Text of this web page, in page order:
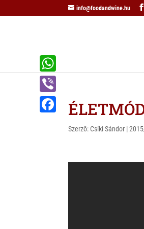
info@foodandwine.hu
Szerző: Csíki Sándor |
W
h
a
V